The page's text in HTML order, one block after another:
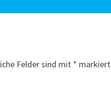
Felder sind mit * markiert